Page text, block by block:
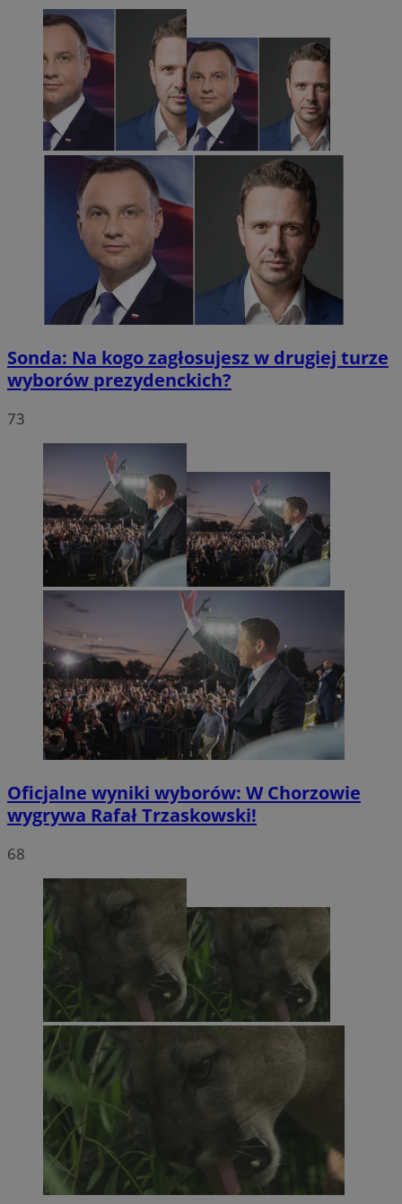
Sonda: Na kogo zagłosujesz w drugiej turze
wyborów prezydenckich?
73
Oficjalne wyniki wyborów: W Chorzowie
wygrywa Rafał Trzaskowski!
68